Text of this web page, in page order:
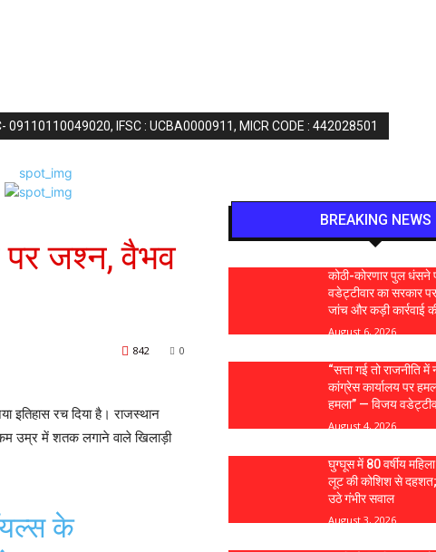
IFSC : UCBA0000911, MICR CODE : 442028501
पर जश्न, वैभव
0
842
इतिहास रच दिया है। राजस्थान
उम्र में शतक लगाने वाले खिलाड़ी
के
BREAKING NEWS
कोठी-कोरणार पुल धंसने
वडेट्टीवार का सरकार
जांच और कड़ी कार्रवाई
August 6, 2026
“सत्ता गई तो राजनीति में
कांग्रेस कार्यालय पर
हमला” — विजय
August 4, 2026
घुग्घूस में 80 वर्षीय
लूट की कोशिश से
उठे गंभीर सवाल
August 3, 2026